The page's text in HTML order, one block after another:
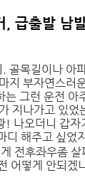
, 급출발 남
목길이나 아
지 부자연스러
그런 운전
지나가고 있
나오더니 갑
해주고 싶었
전후좌우좀
어떻게 안되겠